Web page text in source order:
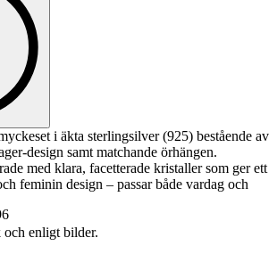
i äkta sterlingsilver (925) bestående av
design samt matchande örhängen.
med klara, facetterade kristaller som ger ett
feminin design – passar både vardag och
enligt bilder.